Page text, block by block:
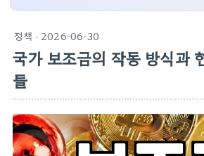
정책 · 2026-06-30
국가 보조금의 작동 방식과
들